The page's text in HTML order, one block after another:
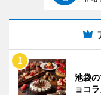
池袋
ョコ